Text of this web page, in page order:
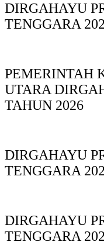
DIRGAHAYU
TENGGARA
PEMERINTAH
UTARA
TAHUN 2026
DIRGAHAYU
TENGGARA
DIRGAHAYU
TENGGARA